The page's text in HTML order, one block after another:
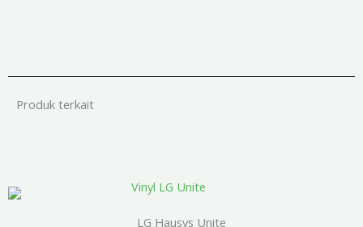
Produk terkait
LG Hausys Unite